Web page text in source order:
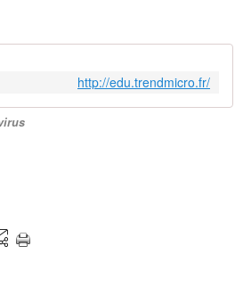
http://edu.trendmicro.fr/